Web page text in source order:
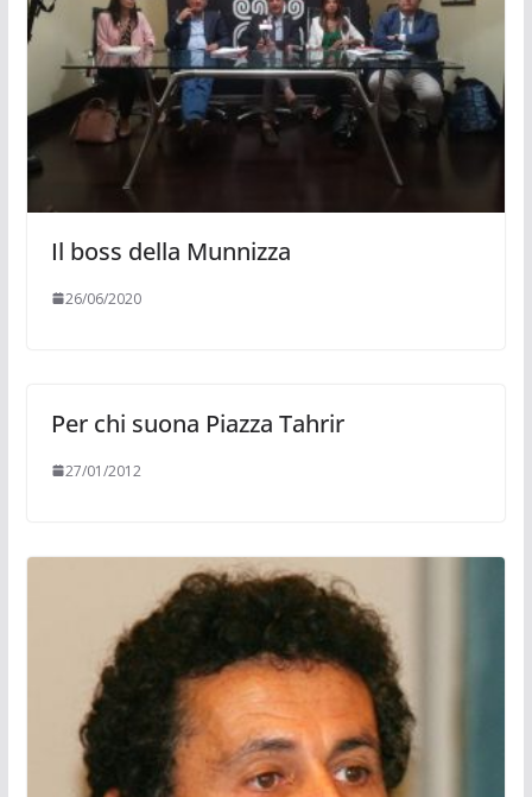
Il boss della Munnizza
26/06/2020
Per chi suona Piazza Tahrir
27/01/2012